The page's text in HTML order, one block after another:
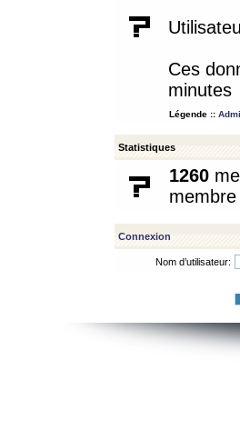
Ces
minutes
Légende ::
Statistiques
1260
Connexion
Nom d’utilisateur: